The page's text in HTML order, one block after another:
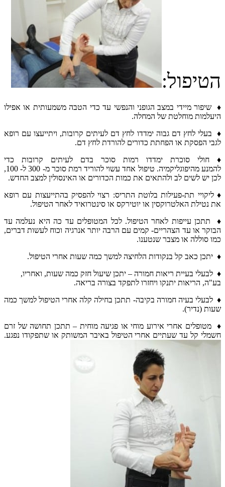
הטיפול:
♦ שיפור מיידי במצב הגופני והנפשי עד כדי הטבה משמעותית או אפילו
היעלמות מוחלטת של המחלה.
♦ בעלי לחץ דם גבוה ימדדו לחץ דם לעיתים קרובות, ויתייעצו עם רופא
לגבי הפסקת או הפחתת כדורים להורדת לחץ דם.
♦ חולי סוכרת ימדדו רמות סוכר בדם לעיתים קרובות כדי
להמנע מהיפוגליקמיה. טיפול אחד עשוי להוריד רמת סוכר מ- 300 ל- 100,
לכן יש לשים לב ולהתאים את כמות הכדורים או האינסולין למצב החדש.
♦ ליקויי תת-פעילות בלוטת התריס: רצוי להפסיק בהתייעצות עם רופא
את נטילת האלטרוקסין או יוטירקס או סינטרואיד לאחר הטיפול.
♦ תתכן עייפות לאחר הטיפול. לכל המטופלים עד כה היא נעלמה עד
הבוקר או עד הצהריים- קמים עם הרבה יותר אנרגיה וכוח לעשות דברים,
כמו סוללה או מצבר שנטענו.
♦ יתכן כאב קל בנקודות הלחיצה למשך כמה שעות אחרי הטיפול.
♦ לבעלי בעיית ריאות חמורה – יתכן שיעול חזק כמה שעות, ואחריו,
בע"ה, הריאות יתנקו ויחזרו לתפקד בצורה בריאה.
♦ לבעלי בעיה חמורה בקיבה- תתכן בחילה קלה אחרי הטיפול למשך כמה
שעות (נדיר).
♦ מטופלים אחרי אירוע מוחי או פגיעה מוחית – תתכן תחושה של זרם
חשמלי קל עד שעתיים אחרי הטיפול באיבר המשותק או שתפקודו נפגע.